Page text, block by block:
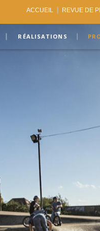
ACCUEIL REVUE DE
RÉALISATIONS